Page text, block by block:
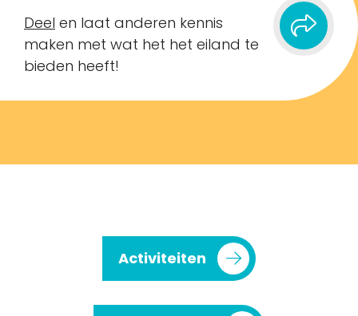
Deel en laat anderen kennis
maken met wat het het eiland te
bieden heeft!
Activiteiten